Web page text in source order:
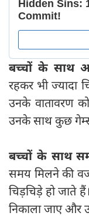
बच्चों के साथ
रहकर भी ज्यादा
उनके वातावरण
उनके साथ कुछ
बच्चों के साथ
समय मिलने की
चिड़चिड़े हो जाते
निकाला जाए और